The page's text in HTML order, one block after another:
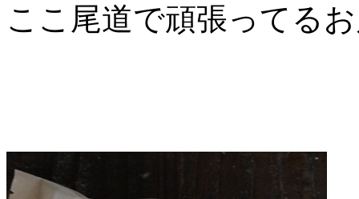
ここ尾道で頑張ってる